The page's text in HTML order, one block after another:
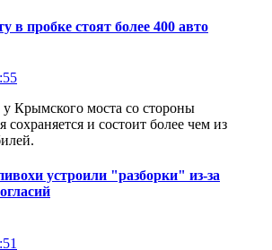
пробке стоят более 400 авто
Крымского моста со стороны
сохраняется и состоит более чем из
устроили "разборки" из-за